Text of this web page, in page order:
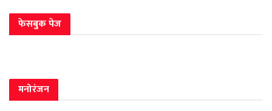
फेसबुक पेज
मनोरंजन